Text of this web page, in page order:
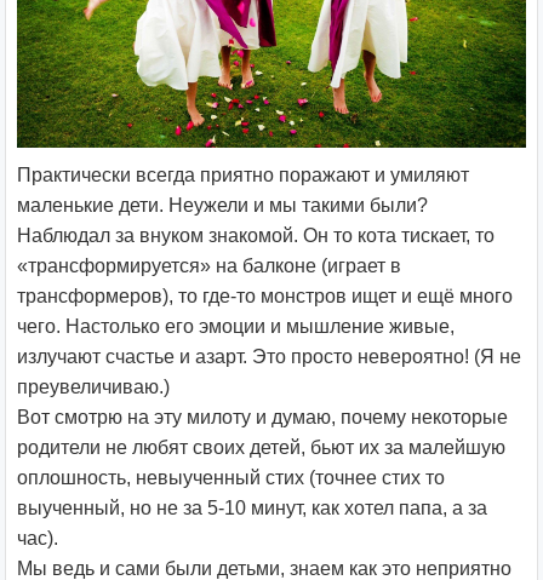
Практически всегда приятно поражают и умиляют
маленькие дети. Неужели и мы такими были?
Наблюдал за внуком знакомой. Он то кота тискает, то
«трансформируется» на балконе (играет в
трансформеров), то где-то монстров ищет и ещё много
чего. Настолько его эмоции и мышление живые,
излучают счастье и азарт. Это просто невероятно! (Я не
преувеличиваю.)
Вот смотрю на эту милоту и думаю, почему некоторые
родители не любят своих детей, бьют их за малейшую
оплошность, невыученный стих (точнее стих то
выученный, но не за 5-10 минут, как хотел папа, а за
час).
Мы ведь и сами были детьми, знаем как это неприятно